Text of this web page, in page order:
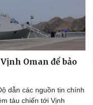
Oman để bảo
dẫn các nguồn tin chính
tàu chiến tới Vịnh